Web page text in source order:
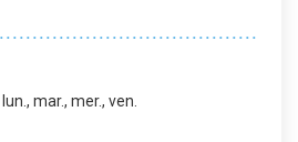
mar., mer., ven.